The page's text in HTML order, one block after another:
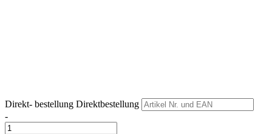
Direkt- bestellung Direktbestellung
-